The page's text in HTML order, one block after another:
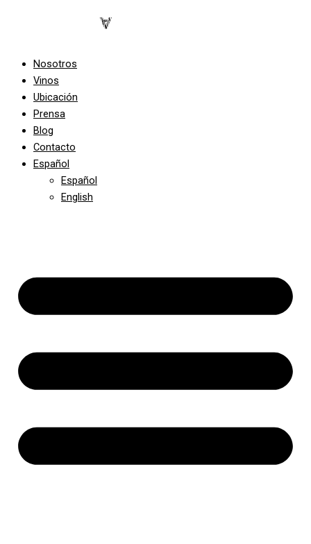
Nosotros
Vinos
Ubicación
Prensa
Blog
Contacto
Español
Español
English